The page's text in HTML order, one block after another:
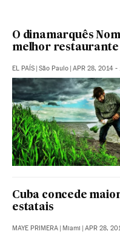
O dinamarquês
melhor restaurante
EL PAÍS | São Paulo | APR 28, 2014 -
Cuba concede
estatais
MAYE PRIMERA | Miami | APR 28,